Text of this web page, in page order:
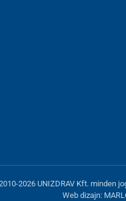
2026 UNIZDRAV Kft. minden
Web dizajn: